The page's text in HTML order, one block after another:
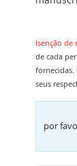
Isenção de
de cada
fornecidas.
seus
por